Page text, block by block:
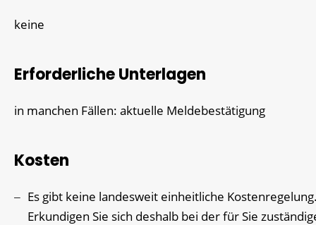
keine
Erforderliche Unterlagen
in manchen Fällen: aktuelle Meldebestätigung
Kosten
Es gibt keine landesweit einheitliche
Erkundigen Sie sich deshalb bei der für Sie